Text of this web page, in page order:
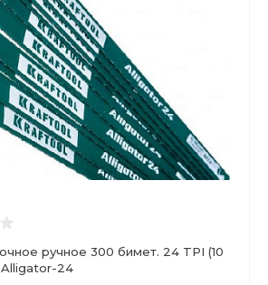
ручное 300 бимет. 24 TPI (10
Alligator-24